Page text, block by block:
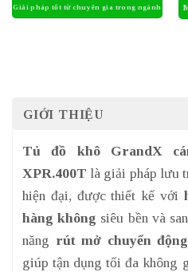
GIỚI THIỆU
Tủ đồ khô GrandX
XPR.400Tlà giải pháp lưu
hiện đại, được thiết kế với
hàng không siêu bền và
năng rút mở chuyển
giúp tận dụng tối đa không